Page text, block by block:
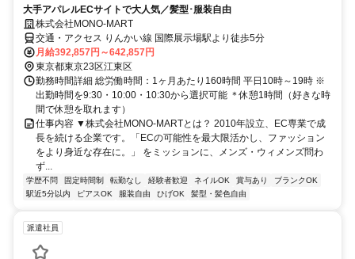
大手アパレルECサイトで大人気／髪型･服装自由
株式会社MONO‐MART
交通・アクセス りんかい線 国際展示場駅より徒歩5分
月給392,857円～642,857円
東京都東京23区江東区
勤務時間詳細 総労働時間：1ヶ月あたり160時間 平日10時～19時 ※
出勤時間を9:30・10:00・10:30から選択可能 ＊休憩1時間（好きな時
間で休憩を取れます）
仕事内容 ▼株式会社MONO-MARTとは？ 2010年設立、EC専業で成
長を続ける企業です。「ECの可能性を最大限活かし、ファッション
をより身近な存在に。」 をミッションに、メンズ・ウィメンズ問わ
ず...
学歴不問 固定時間制 転勤なし 経験者歓迎 ネイルOK 賞与あり
ブランクOK
駅近5分以内
ピアスOK 服装自由 ひげOK 髪型・髪色自由
派遣社員